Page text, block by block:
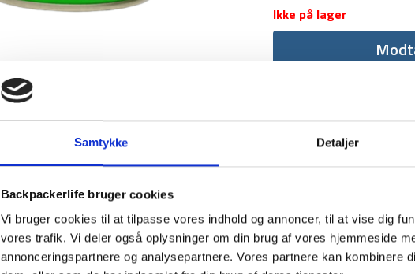
Samtykke Detaljer
Backpackerlife bruger cookies
Vi bruger cookies til at tilpasse vores indhold og annoncer, til at vise dig
vores trafik. Vi deler også oplysninger om din brug af vores hjemmeside
annonceringspartnere og analysepartnere. Vores partnere kan kombinere
Ikke på lager
1-2 dages